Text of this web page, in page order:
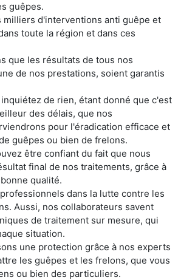
guêpes.
milliers d'interventions anti guêpe et
toute la région et dans ces
que les résultats de tous nos
de nos prestations, soient garantis
de rien, étant donné que c'est
des délais, que nos
pour l'éradication efficace et
guêpes ou bien de frelons.
être confiant du fait que nous
final de nos traitements, grâce à
qualité.
dans la lutte contre les
Aussi, nos collaborateurs savent
de traitement sur mesure, qui
situation.
une protection grâce à nos experts
les guêpes et les frelons, que vous
ou bien des particuliers.